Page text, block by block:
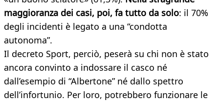
maggioranza dei casi, poi, fa tutto da solo: il 70%
degli incidenti è legato a una “condotta
autonoma”.
Il decreto Sport, perciò, peserà su chi non è stato
ancora convinto a indossare il casco né
dall’esempio di “Albertone” né dallo spettro
dell’infortunio. Per loro, potrebbero funzionare le